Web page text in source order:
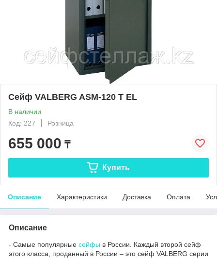
Сейф VALBERG ASM-120 T EL
В наличии
Код: 227
Розница
655 000 ₸
Купить
Описание Характеристики Доставка Оплата
Описание
- Самые популярные сейфы в России. Каждый второй сейф
этого класса, проданный в России – это сейф VALBERG серии